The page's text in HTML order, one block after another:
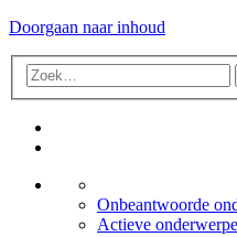
Doorgaan naar inhoud
Onbeantwoorde
Actieve